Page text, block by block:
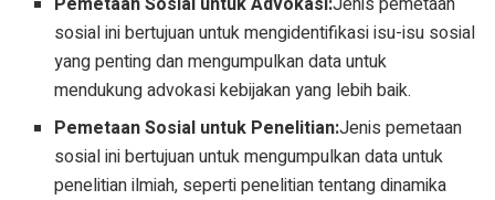
sosial ini bertujuan untuk mengidentifikasi isu-isu sosial
yang penting dan mengumpulkan data untuk
mendukung advokasi kebijakan yang lebih baik.
Pemetaan Sosial untuk Penelitian:Jenis pemetaan
sosial ini bertujuan untuk mengumpulkan data untuk
penelitian ilmiah, seperti penelitian tentang dinamika